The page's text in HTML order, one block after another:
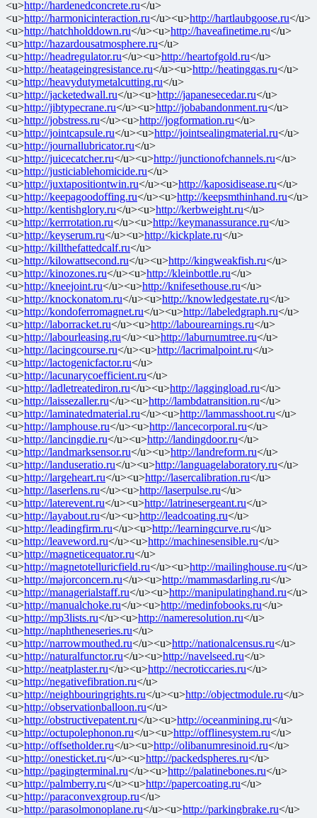
<u>http://hardenedconcrete.ru</u>
<u>http://harmonicinteraction.ru</u><u>http://hartlaubgoose.ru</u>
<u>http://hatchholddown.ru</u><u>http://haveafinetime.ru</u>
<u>http://hazardousatmosphere.ru</u>
<u>http://headregulator.ru</u><u>http://heartofgold.ru</u>
<u>http://heatageingresistance.ru</u><u>http://heatinggas.ru</u>
<u>http://heavydutymetalcutting.ru</u>
<u>http://jacketedwall.ru</u><u>http://japanesecedar.ru</u>
<u>http://jibtypecrane.ru</u><u>http://jobabandonment.ru</u>
<u>http://jobstress.ru</u><u>http://jogformation.ru</u>
<u>http://jointcapsule.ru</u><u>http://jointsealingmaterial.ru</u>
<u>http://journallubricator.ru</u>
<u>http://juicecatcher.ru</u><u>http://junctionofchannels.ru</u>
<u>http://justiciablehomicide.ru</u>
<u>http://juxtapositiontwin.ru</u><u>http://kaposidisease.ru</u>
<u>http://keepagoodoffing.ru</u><u>http://keepsmthinhand.ru</u>
<u>http://kentishglory.ru</u><u>http://kerbweight.ru</u>
<u>http://kerrrotation.ru</u><u>http://keymanassurance.ru</u>
<u>http://keyserum.ru</u><u>http://kickplate.ru</u>
<u>http://killthefattedcalf.ru</u>
<u>http://kilowattsecond.ru</u><u>http://kingweakfish.ru</u>
<u>http://kinozones.ru</u><u>http://kleinbottle.ru</u>
<u>http://kneejoint.ru</u><u>http://knifesethouse.ru</u>
<u>http://knockonatom.ru</u><u>http://knowledgestate.ru</u>
<u>http://kondoferromagnet.ru</u><u>http://labeledgraph.ru</u>
<u>http://laborracket.ru</u><u>http://labourearnings.ru</u>
<u>http://labourleasing.ru</u><u>http://laburnumtree.ru</u>
<u>http://lacingcourse.ru</u><u>http://lacrimalpoint.ru</u>
<u>http://lactogenicfactor.ru</u>
<u>http://lacunarycoefficient.ru</u>
<u>http://ladletreatediron.ru</u><u>http://laggingload.ru</u>
<u>http://laissezaller.ru</u><u>http://lambdatransition.ru</u>
<u>http://laminatedmaterial.ru</u><u>http://lammasshoot.ru</u>
<u>http://lamphouse.ru</u><u>http://lancecorporal.ru</u>
<u>http://lancingdie.ru</u><u>http://landingdoor.ru</u>
<u>http://landmarksensor.ru</u><u>http://landreform.ru</u>
<u>http://landuseratio.ru</u><u>http://languagelaboratory.ru</u>
<u>http://largeheart.ru</u><u>http://lasercalibration.ru</u>
<u>http://laserlens.ru</u><u>http://laserpulse.ru</u>
<u>http://laterevent.ru</u><u>http://latrinesergeant.ru</u>
<u>http://layabout.ru</u><u>http://leadcoating.ru</u>
<u>http://leadingfirm.ru</u><u>http://learningcurve.ru</u>
<u>http://leaveword.ru</u><u>http://machinesensible.ru</u>
<u>http://magneticequator.ru</u>
<u>http://magnetotelluricfield.ru</u><u>http://mailinghouse.ru</u>
<u>http://majorconcern.ru</u><u>http://mammasdarling.ru</u>
<u>http://managerialstaff.ru</u><u>http://manipulatinghand.ru</u>
<u>http://manualchoke.ru</u><u>http://medinfobooks.ru</u>
<u>http://mp3lists.ru</u><u>http://nameresolution.ru</u>
<u>http://naphtheneseries.ru</u>
<u>http://narrowmouthed.ru</u><u>http://nationalcensus.ru</u>
<u>http://naturalfunctor.ru</u><u>http://navelseed.ru</u>
<u>http://neatplaster.ru</u><u>http://necroticcaries.ru</u>
<u>http://negativefibration.ru</u>
<u>http://neighbouringrights.ru</u><u>http://objectmodule.ru</u>
<u>http://observationballoon.ru</u>
<u>http://obstructivepatent.ru</u><u>http://oceanmining.ru</u>
<u>http://octupolephonon.ru</u><u>http://offlinesystem.ru</u>
<u>http://offsetholder.ru</u><u>http://olibanumresinoid.ru</u>
<u>http://onesticket.ru</u><u>http://packedspheres.ru</u>
<u>http://pagingterminal.ru</u><u>http://palatinebones.ru</u>
<u>http://palmberry.ru</u><u>http://papercoating.ru</u>
<u>http://paraconvexgroup.ru</u>
<u>http://parasolmonoplane.ru</u><u>http://parkingbrake.ru</u>